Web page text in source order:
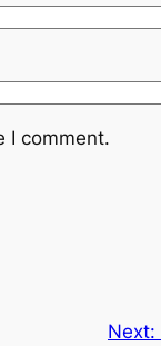
I comment.
Next: